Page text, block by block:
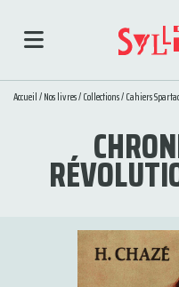
Accueil/Nos livres/Collections/Cahiers